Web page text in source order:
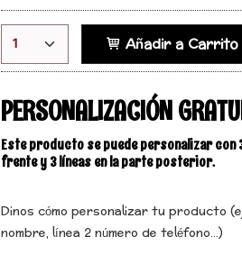
Añadir a Carrito
PERSONALIZACIÓN
Este producto se puede personalizar con
frente y 3 líneas en la parte posterior.
Dinos cómo personalizar tu producto
nombre, línea 2 número de teléfono...)